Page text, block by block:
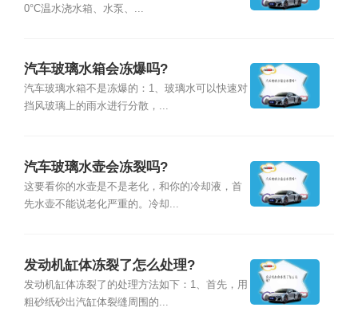
0°C温水浇水箱、水泵、...
汽车玻璃水箱会冻爆吗?
汽车玻璃水箱不是冻爆的：1、玻璃水可以快速对
挡风玻璃上的雨水进行分散，...
汽车玻璃水壶会冻裂吗?
这要看你的水壶是不是老化，和你的冷却液，首
先水壶不能说老化严重的。冷却...
发动机缸体冻裂了怎么处理?
发动机缸体冻裂了的处理方法如下：1、首先，用
粗砂纸砂出汽缸体裂缝周围的...